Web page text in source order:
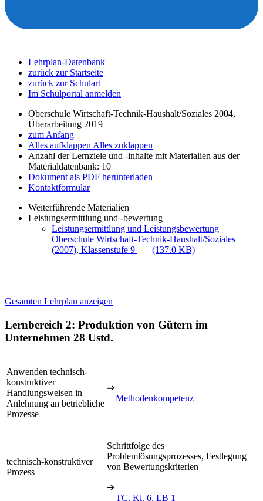
Lehrplan-Datenbank
zurück zur Startseite
zurück zur Schulart
Im Schulportal anmelden
Oberschule Wirtschaft-Technik-Haushalt/Soziales 2004,
Überarbeitung 2019
zum Anfang
Alles aufklappen Alles zuklappen
Anzahl der Lernziele und -inhalte mit Materialien aus der
Materialdatenbank: 10
Dokument als PDF herunterladen
Kontaktformular
Weiterführende Materialien
Leistungsermittlung und -bewertung
Leistungsermittlung und Leistungsbewertung
Oberschule Wirtschaft-Technik-Haushalt/Soziales
(2007), Klassenstufe 9
(137.0 KB)
Gesamten Lehrplan anzeigen
Lernbereich 2: Produktion von Gütern im
Unternehmen 28 Ustd.
Anwenden technisch-
konstruktiver
Handlungsweisen in
Anlehnung an betriebliche
Prozesse
⇒
Methodenkompetenz
technisch-konstruktiver
Prozess
Schrittfolge des
Problemlösungsprozesses, Festlegung
von Bewertungskriterien
➔
TC, Kl. 6, LB 1